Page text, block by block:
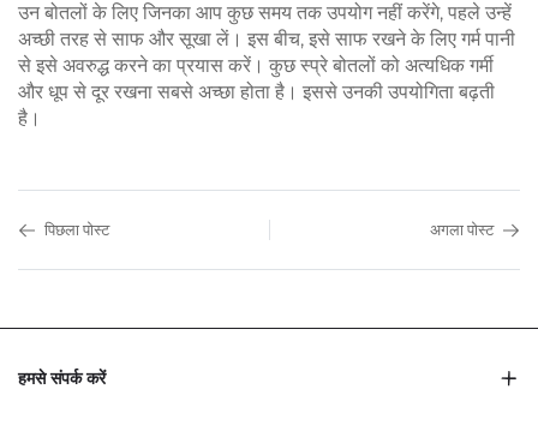
उन बोतलों के लिए जिनका आप कुछ समय तक उपयोग नहीं करेंगे, पहले उन्हें
अच्छी तरह से साफ और सूखा लें। इस बीच, इसे साफ रखने के लिए गर्म पानी
से इसे अवरुद्ध करने का प्रयास करें। कुछ स्प्रे बोतलों को अत्यधिक गर्मी
और धूप से दूर रखना सबसे अच्छा होता है। इससे उनकी उपयोगिता बढ़ती
है।
पिछला पोस्ट अगला पोस्ट
हमसे संपर्क करें